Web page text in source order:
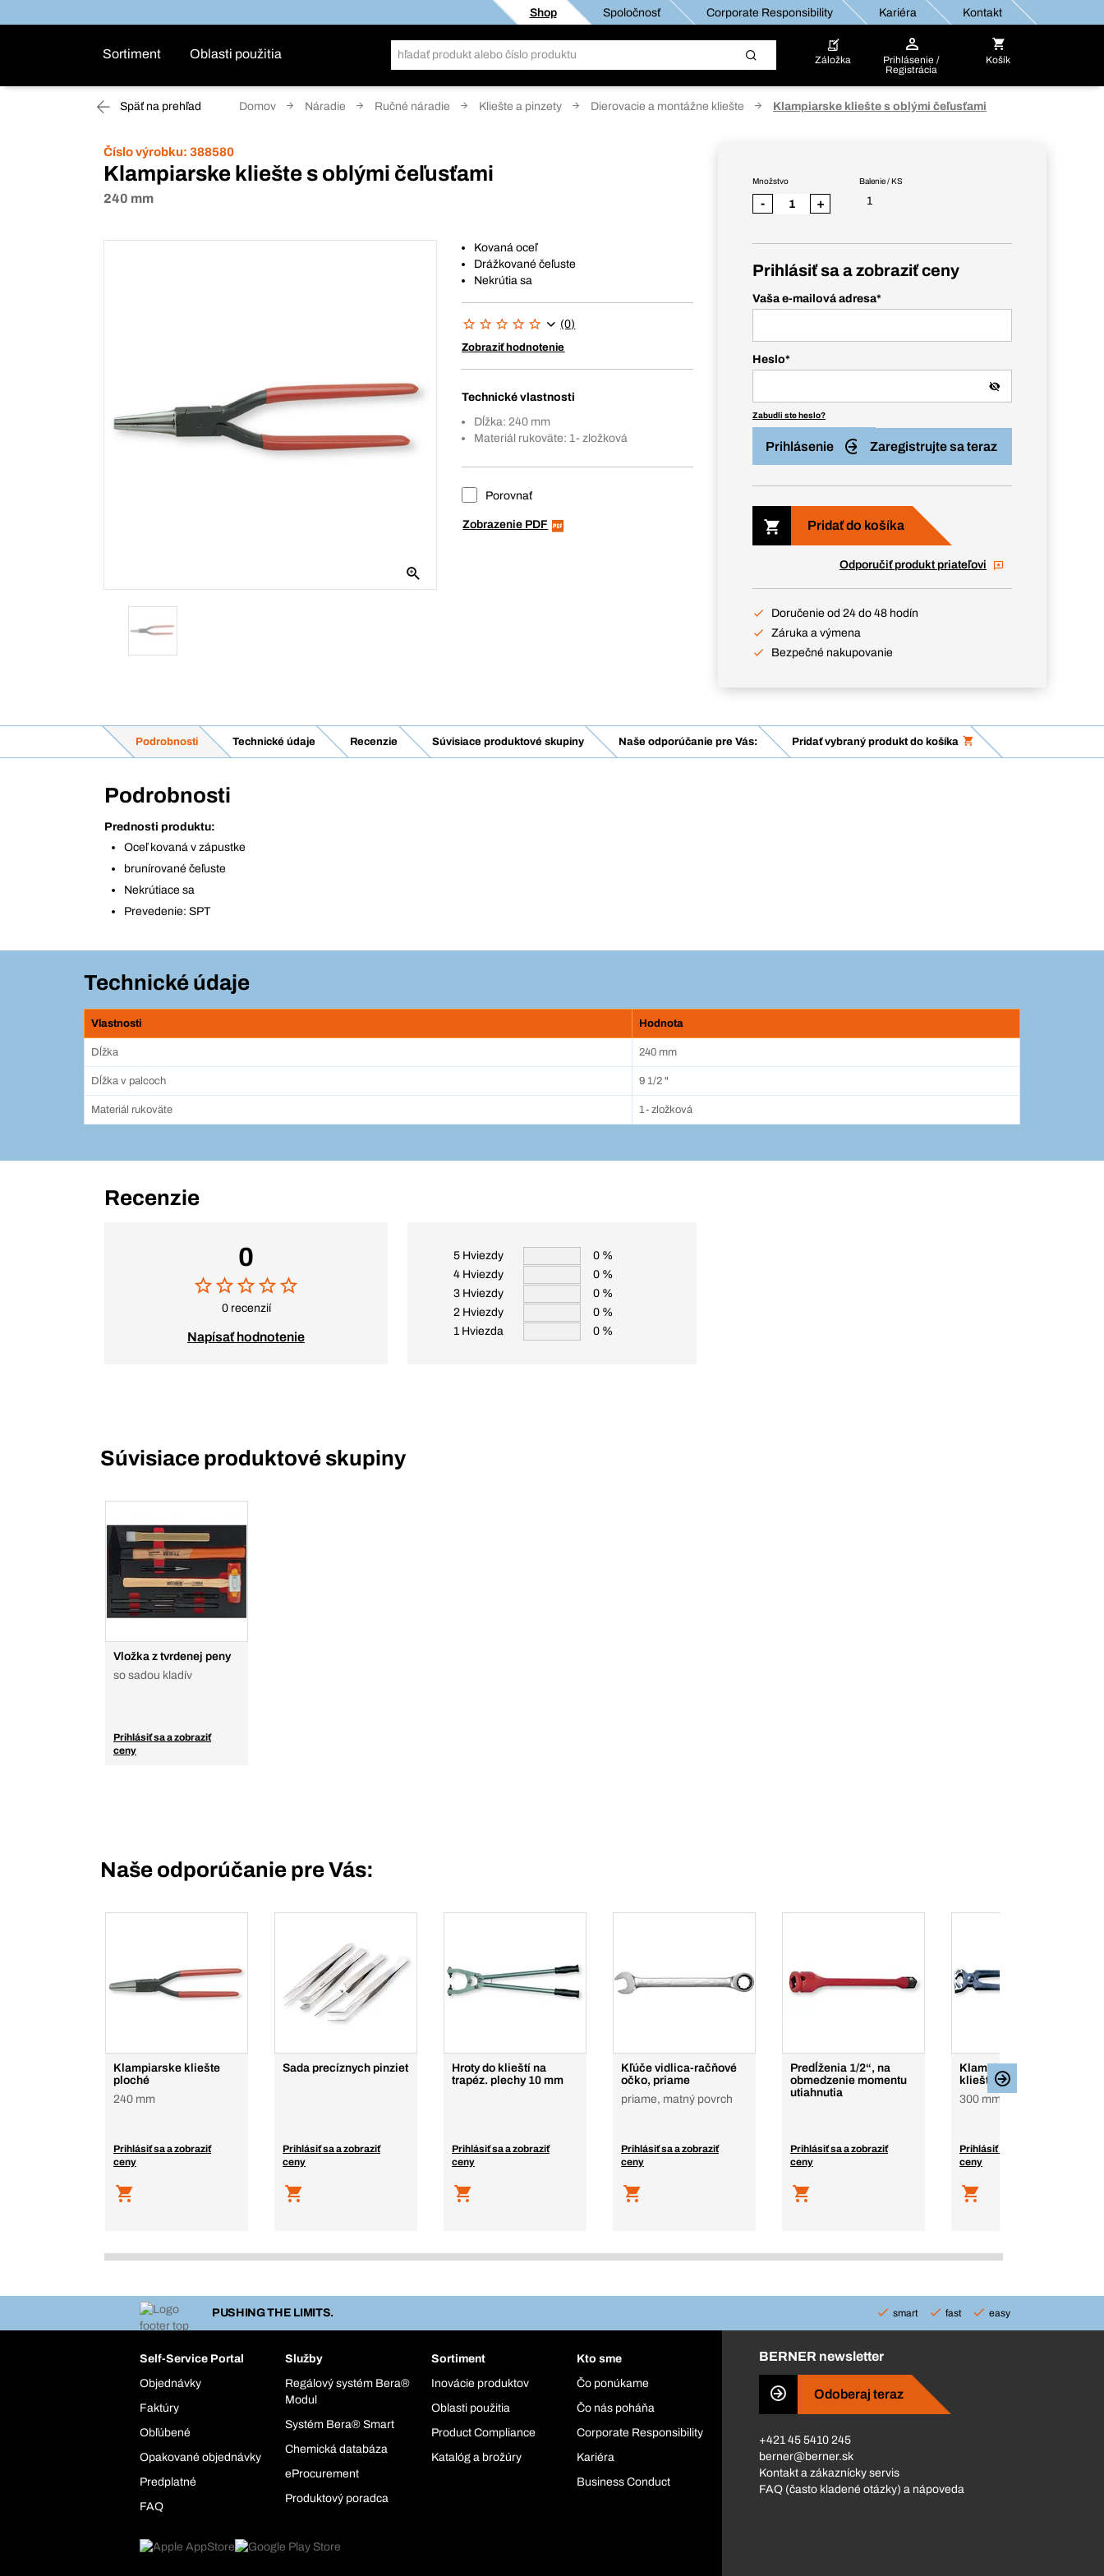
Shop Spoločnosť Corporate Responsibility Kariéra Kontakt
Sortiment Oblasti použitia Záložka
Prihlásenie /
Registrácia
Košík
Späť na prehľad Domov Náradie Ručné náradie Kliešte a pinzety Dierovacie a montážne kliešte Klampiarske kliešte s oblými čeľusťami
Číslo výrobku: 388580
Klampiarske kliešte s oblými čeľusťami
240 mm
Kovaná oceľ
Drážkované čeľuste
Nekrútia sa
(0)
Zobraziť hodnotenie
Technické vlastnosti
Dĺžka: 240 mm
Materiál rukoväte: 1- zložková
Porovnať
Zobrazenie PDF
Balenie / KS
1
Množstvo
- +
Prihlásiť sa a zobraziť ceny
Vaša e-mailová adresa*
Heslo*
Zabudli ste heslo?
Prihlásenie Zaregistrujte sa teraz
Pridať do košíka
Odporučiť produkt priateľovi
Doručenie od 24 do 48 hodín
Záruka a výmena
Bezpečné nakupovanie
Podrobnosti Technické údaje Recenzie Súvisiace produktové skupiny Naše odporúčanie pre Vás: Pridať vybraný produkt do košíka
Podrobnosti
Prednosti produktu:
Oceľ kovaná v zápustke
brunírované čeľuste
Nekrútiace sa
Prevedenie: SPT
Technické údaje
Vlastnosti Hodnota
Dĺžka 240 mm
Dĺžka v palcoch 9 1/2 "
Materiál rukoväte 1- zložková
Recenzie
0
0 recenzií
Napísať hodnotenie
5 Hviezdy
0 %
4 Hviezdy
0 %
3 Hviezdy
0 %
2 Hviezdy
0 %
1 Hviezda
0 %
Súvisiace produktové skupiny
Vložka z tvrdenej peny
so sadou kladív
Prihlásiť sa a zobraziť
ceny
Naše odporúčanie pre Vás:
Klampiarske kliešte
ploché
240 mm
Prihlásiť sa a zobraziť
ceny
Sada precíznych pinziet
Prihlásiť sa a zobraziť
ceny
Hroty do klieští na
trapéz. plechy 10 mm
Prihlásiť sa a zobraziť
ceny
Kľúče vidlica-račňové
očko, priame
priame, matný povrch
Prihlásiť sa a zobraziť
ceny
Predĺženia 1/2“, na
obmedzenie momentu
utiahnutia
Prihlásiť sa a zobraziť
ceny
Klampiarske špeciálne
kliešte
300 mm
Prihlásiť sa a zobraziť
ceny
PUSHING THE LIMITS. smart fast easy
Self-Service Portal
Objednávky
Faktúry
Obľúbené
Opakované objednávky
Predplatné
FAQ
Služby
Regálový systém Bera®
Modul
Systém Bera® Smart
Chemická databáza
eProcurement
Produktový poradca
Sortiment
Inovácie produktov
Oblasti použitia
Product Compliance
Katalóg a brožúry
Kto sme
Čo ponúkame
Čo nás poháňa
Corporate Responsibility
Kariéra
Business Conduct
BERNER newsletter
Odoberaj teraz
+421 45 5410 245
berner@berner.sk
Kontakt a zákaznícky servis
FAQ (často kladené otázky) a nápoveda